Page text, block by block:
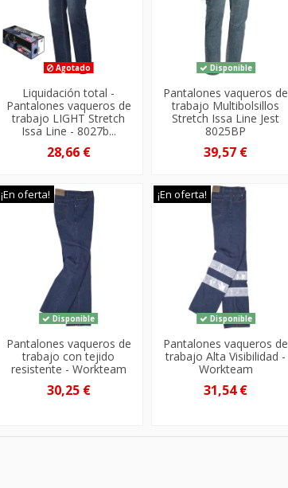
Agotado
Liquidación total -
Pantalones vaqueros de
trabajo LIGHT Stretch
Issa Line - 8027b...
28,66 €
Disponible
Pantalones vaqueros de
trabajo Multibolsillos
Stretch Issa Line Jest
8025BP
39,57 €
¡En oferta!
Disponible
Pantalones vaqueros de
trabajo con tejido
resistente - Workteam
30,25 €
¡En oferta!
Disponible
Pantalones vaqueros de
trabajo Alta Visibilidad -
Workteam
31,54 €